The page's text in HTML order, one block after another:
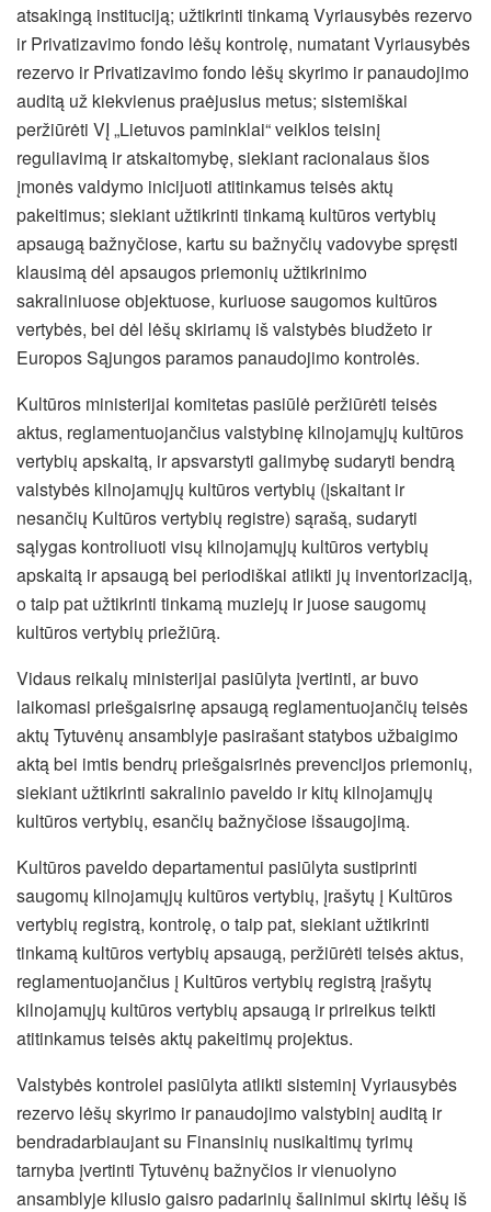
atsakingą instituciją; užtikrinti tinkamą Vyriausybės rezervo
ir Privatizavimo fondo lėšų kontrolę, numatant Vyriausybės
rezervo ir Privatizavimo fondo lėšų skyrimo ir panaudojimo
auditą už kiekvienus praėjusius metus; sistemiškai
peržiūrėti VĮ „Lietuvos paminklai“ veiklos teisinį
reguliavimą ir atskaitomybę, siekiant racionalaus šios
įmonės valdymo inicijuoti atitinkamus teisės aktų
pakeitimus; siekiant užtikrinti tinkamą kultūros vertybių
apsaugą bažnyčiose, kartu su bažnyčių vadovybe spręsti
klausimą dėl apsaugos priemonių užtikrinimo
sakraliniuose objektuose, kuriuose saugomos kultūros
vertybės, bei dėl lėšų skiriamų iš valstybės biudžeto ir
Europos Sąjungos paramos panaudojimo kontrolės.
Kultūros ministerijai komitetas pasiūlė peržiūrėti teisės
aktus, reglamentuojančius valstybinę kilnojamųjų kultūros
vertybių apskaitą, ir apsvarstyti galimybę sudaryti bendrą
valstybės kilnojamųjų kultūros vertybių (įskaitant ir
nesančių Kultūros vertybių registre) sąrašą, sudaryti
sąlygas kontroliuoti visų kilnojamųjų kultūros vertybių
apskaitą ir apsaugą bei periodiškai atlikti jų inventorizaciją,
o taip pat užtikrinti tinkamą muziejų ir juose saugomų
kultūros vertybių priežiūrą.
Vidaus reikalų ministerijai pasiūlyta įvertinti, ar buvo
laikomasi priešgaisrinę apsaugą reglamentuojančių teisės
aktų Tytuvėnų ansamblyje pasirašant statybos užbaigimo
aktą bei imtis bendrų priešgaisrinės prevencijos priemonių,
siekiant užtikrinti sakralinio paveldo ir kitų kilnojamųjų
kultūros vertybių, esančių bažnyčiose išsaugojimą.
Kultūros paveldo departamentui pasiūlyta sustiprinti
saugomų kilnojamųjų kultūros vertybių, įrašytų į Kultūros
vertybių registrą, kontrolę, o taip pat, siekiant užtikrinti
tinkamą kultūros vertybių apsaugą, peržiūrėti teisės aktus,
reglamentuojančius į Kultūros vertybių registrą įrašytų
kilnojamųjų kultūros vertybių apsaugą ir prireikus teikti
atitinkamus teisės aktų pakeitimų projektus.
Valstybės kontrolei pasiūlyta atlikti sisteminį Vyriausybės
rezervo lėšų skyrimo ir panaudojimo valstybinį auditą ir
bendradarbiaujant su Finansinių nusikaltimų tyrimų
tarnyba įvertinti Tytuvėnų bažnyčios ir vienuolyno
ansamblyje kilusio gaisro padarinių šalinimui skirtų lėšų iš